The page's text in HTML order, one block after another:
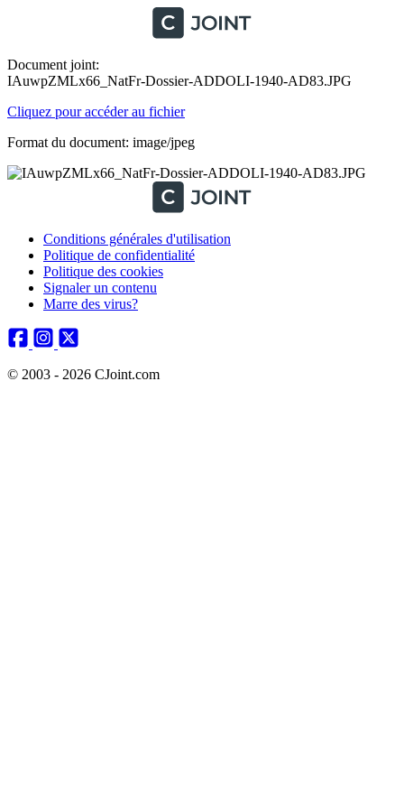
Document joint:
IAuwpZMLx66_NatFr-Dossier-ADDOLI-1940-AD83.JPG
Cliquez pour accéder au fichier
Format du document: image/jpeg
Conditions générales d'utilisation
Politique de confidentialité
Politique des cookies
Signaler un contenu
Marre des virus?
© 2003 - 2026 CJoint.com